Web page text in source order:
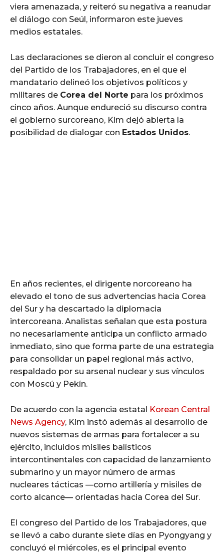
viera amenazada, y reiteró su negativa a reanudar
el diálogo con Seúl, informaron este jueves
medios estatales.
Las declaraciones se dieron al concluir el congreso
del Partido de los Trabajadores, en el que el
mandatario delineó los objetivos políticos y
militares de Corea del Norte para los próximos
cinco años. Aunque endureció su discurso contra
el gobierno surcoreano, Kim dejó abierta la
posibilidad de dialogar con Estados Unidos.
En años recientes, el dirigente norcoreano ha
elevado el tono de sus advertencias hacia Corea
del Sur y ha descartado la diplomacia
intercoreana. Analistas señalan que esta postura
no necesariamente anticipa un conflicto armado
inmediato, sino que forma parte de una estrategia
para consolidar un papel regional más activo,
respaldado por su arsenal nuclear y sus vínculos
con Moscú y Pekín.
De acuerdo con la agencia estatal Korean Central
News Agency, Kim instó además al desarrollo de
nuevos sistemas de armas para fortalecer a su
ejército, incluidos misiles balísticos
intercontinentales con capacidad de lanzamiento
submarino y un mayor número de armas
nucleares tácticas —como artillería y misiles de
corto alcance— orientadas hacia Corea del Sur.
El congreso del Partido de los Trabajadores, que
se llevó a cabo durante siete días en Pyongyang y
concluyó el miércoles, es el principal evento